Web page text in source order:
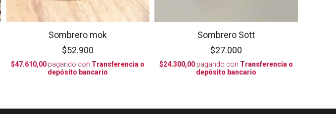
Sombrero mok
$52.900
$47.610,00 pagando con Transferencia o
depósito bancario
Sombrero Sott
$27.000
$24.300,00 pagando con Transferencia o
depósito bancario